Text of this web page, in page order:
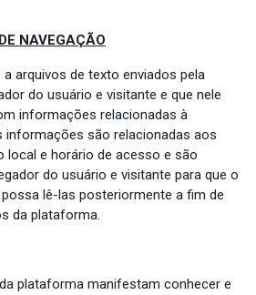
NAVEGAÇÃO
arquivos de texto enviados pela
do usuário e visitante e que nele
informações relacionadas à
informações são relacionadas aos
local e horário de acesso e são
do usuário e visitante para que o
lê-las posteriormente a fim de
da plataforma.
plataforma manifestam conhecer e